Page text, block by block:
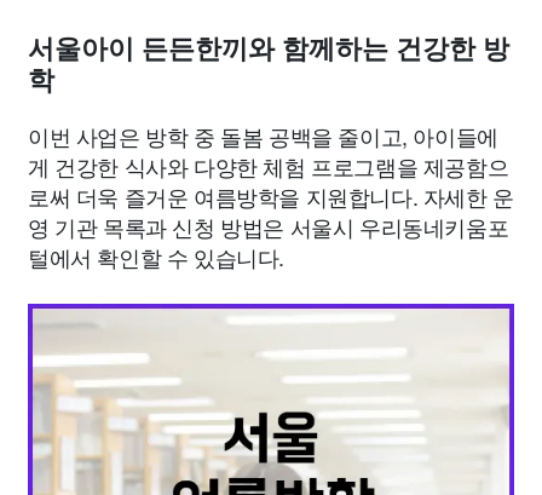
서울아이 든든한끼와 함께하는 건강한 방
학
이번 사업은 방학 중 돌봄 공백을 줄이고, 아이들에
게 건강한 식사와 다양한 체험 프로그램을 제공함으
로써 더욱 즐거운 여름방학을 지원합니다. 자세한 운
영 기관 목록과 신청 방법은 서울시 우리동네키움포
털에서 확인할 수 있습니다.